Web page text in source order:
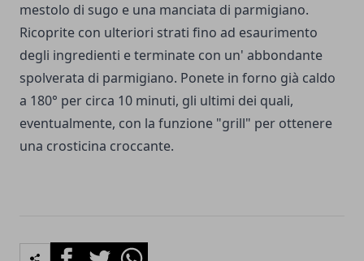
mestolo di sugo e una manciata di parmigiano.
Ricoprite con ulteriori strati fino ad esaurimen­to
degli ingredienti e terminate con un' abbondante
spolverata di parmigiano. Ponete in forno già caldo
a 180° per circa 10 minuti, gli ultimi dei quali,
eventual­mente, con la funzione "grill" per ottenere
una crosticina croccante.
FacebookTwitterWhatsapp